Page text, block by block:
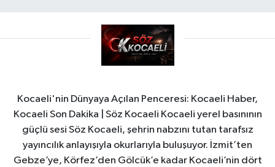
Kocaeli'nin Dünyaya Açılan Penceresi: Kocaeli Haber,
Kocaeli Son Dakika | Söz Kocaeli Kocaeli yerel basınının
güçlü sesi Söz Kocaeli, şehrin nabzını tutan tarafsız
yayıncılık anlayışıyla okurlarıyla buluşuyor. İzmit’ten
Gebze’ye, Körfez’den Gölcük’e kadar Kocaeli’nin dört